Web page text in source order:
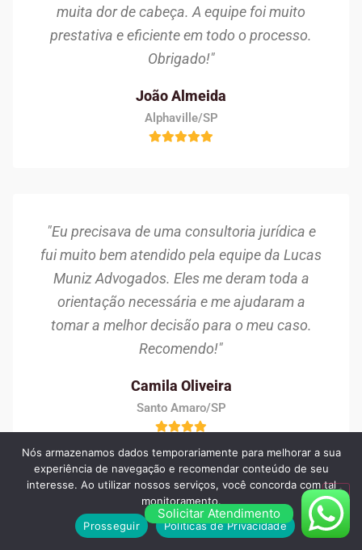
muita dor de cabeça. A equipe foi muito
prestativa e eficiente em todo o processo.
Obrigado!"
João Almeida
Alphaville/SP
"Eu precisava de uma consultoria jurídica e
fui muito bem atendido pela equipe da Lucas
Muniz Advogados. Eles me deram toda a
orientação necessária e me ajudaram a
tomar a melhor decisão para o meu caso.
Recomendo!"
Camila Oliveira
Santo Amaro/SP
Solicitar Atendimento
Nós armazenamos dados temporariamente para melhorar a sua
experiência de navegação e recomendar conteúdo de seu
interesse. Ao utilizar nossos serviços, você concorda com tal
monitoramento.
Prosseguir
Políticas de Privacidade